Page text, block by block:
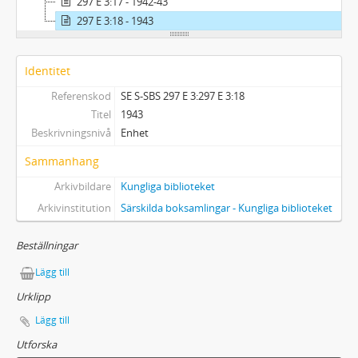
297 E 3:18 - 1943
Identitet
Referenskod
SE S-SBS 297 E 3:297 E 3:18
Titel
1943
Beskrivningsnivå
Enhet
Sammanhang
Arkivbildare
Kungliga biblioteket
Arkivinstitution
Särskilda boksamlingar - Kungliga biblioteket
Beställningar
Lägg till
Urklipp
Lägg till
Utforska